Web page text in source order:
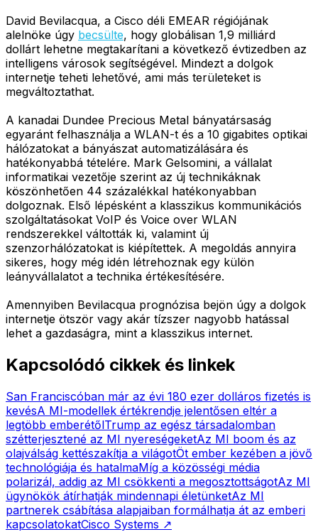
David Bevilacqua, a Cisco déli EMEAR régiójának
alelnöke úgy becsülte, hogy globálisan 1,9 milliárd
dollárt lehetne megtakarítani a következő évtizedben az
intelligens városok segítségével. Mindezt a dolgok
internetje teheti lehetővé, ami más területeket is
megváltoztathat.
A kanadai Dundee Precious Metal bányatársaság
egyaránt felhasználja a WLAN-t és a 10 gigabites optikai
hálózatokat a bányászat automatizálására és
hatékonyabbá tételére. Mark Gelsomini, a vállalat
informatikai vezetője szerint az új technikáknak
köszönhetően 44 százalékkal hatékonyabban
dolgoznak. Első lépésként a klasszikus kommunikációs
szolgáltatásokat VoIP és Voice over WLAN
rendszerekkel váltották ki, valamint új
szenzorhálózatokat is kiépítettek. A megoldás annyira
sikeres, hogy még idén létrehoznak egy külön
leányvállalatot a technika értékesítésére.
Amennyiben Bevilacqua prognózisa bejön úgy a dolgok
internetje ötször vagy akár tízszer nagyobb hatással
lehet a gazdaságra, mint a klasszikus internet.
Kapcsolódó cikkek és linkek
San Franciscóban már az évi 180 ezer dolláros fizetés is
kevésA MI-modellek értékrendje jelentősen eltér a
legtöbb emberétőlTrump az egész társadalomban
szétterjesztené az MI nyereségeketAz MI boom és az
olajválság kettészakítja a világotÖt ember kezében a jövő
technológiája és hatalmaMíg a közösségi média
polarizál, addig az MI csökkenti a megosztottságotAz MI
ügynökök átírhatják mindennapi életünketAz MI
partnerek csábítása alapjaiban formálhatja át az emberi
kapcsolatokatCisco Systems ↗